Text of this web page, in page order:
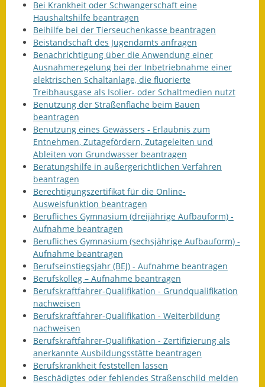
Bei Krankheit oder Schwangerschaft eine
Haushaltshilfe beantragen
Beihilfe bei der Tierseuchenkasse beantragen
Beistandschaft des Jugendamts anfragen
Benachrichtigung über die Anwendung einer
Ausnahmeregelung bei der Inbetriebnahme einer
elektrischen Schaltanlage, die fluorierte
Treibhausgase als Isolier- oder Schaltmedien nutzt
Benutzung der Straßenfläche beim Bauen
beantragen
Benutzung eines Gewässers - Erlaubnis zum
Entnehmen, Zutagefördern, Zutageleiten und
Ableiten von Grundwasser beantragen
Beratungshilfe in außergerichtlichen Verfahren
beantragen
Berechtigungszertifikat für die Online-
Ausweisfunktion beantragen
Berufliches Gymnasium (dreijährige Aufbauform) -
Aufnahme beantragen
Berufliches Gymnasium (sechsjährige Aufbauform) -
Aufnahme beantragen
Berufseinstiegsjahr (BEJ) - Aufnahme beantragen
Berufskolleg – Aufnahme beantragen
Berufskraftfahrer-Qualifikation - Grundqualifikation
nachweisen
Berufskraftfahrer-Qualifikation - Weiterbildung
nachweisen
Berufskraftfahrer-Qualifikation - Zertifizierung als
anerkannte Ausbildungsstätte beantragen
Berufskrankheit feststellen lassen
Beschädigtes oder fehlendes Straßenschild melden